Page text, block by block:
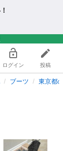
ログイン 投稿
ブーツ 東京都